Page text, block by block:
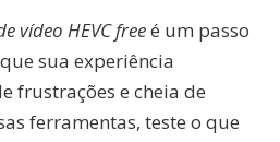
vídeo HEVC freeé um passo
sua experiência
frustrações e cheia de
ferramentas, teste o que